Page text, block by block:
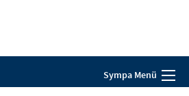
Sympa Menü